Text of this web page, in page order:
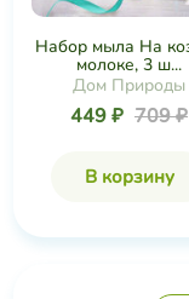
Набор мыла На
молоке, 3 ш...
Дом Природы
449 ₽ 709 ₽
В корзину